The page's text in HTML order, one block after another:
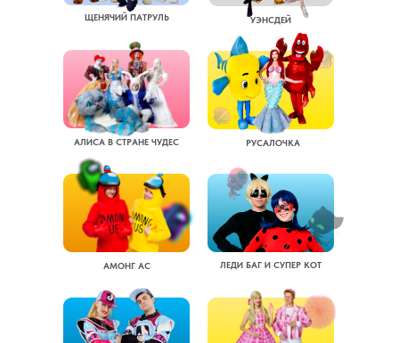
РУСАЛОЧКА
УЭНСДЕЙ
ЩЕНЯЧИЙ ПАТРУЛЬ
АМОНГ АС
АЛИСА В СТРАНЕ ЧУДЕС
ЛЕДИ БАГ И СУПЕР КОТ